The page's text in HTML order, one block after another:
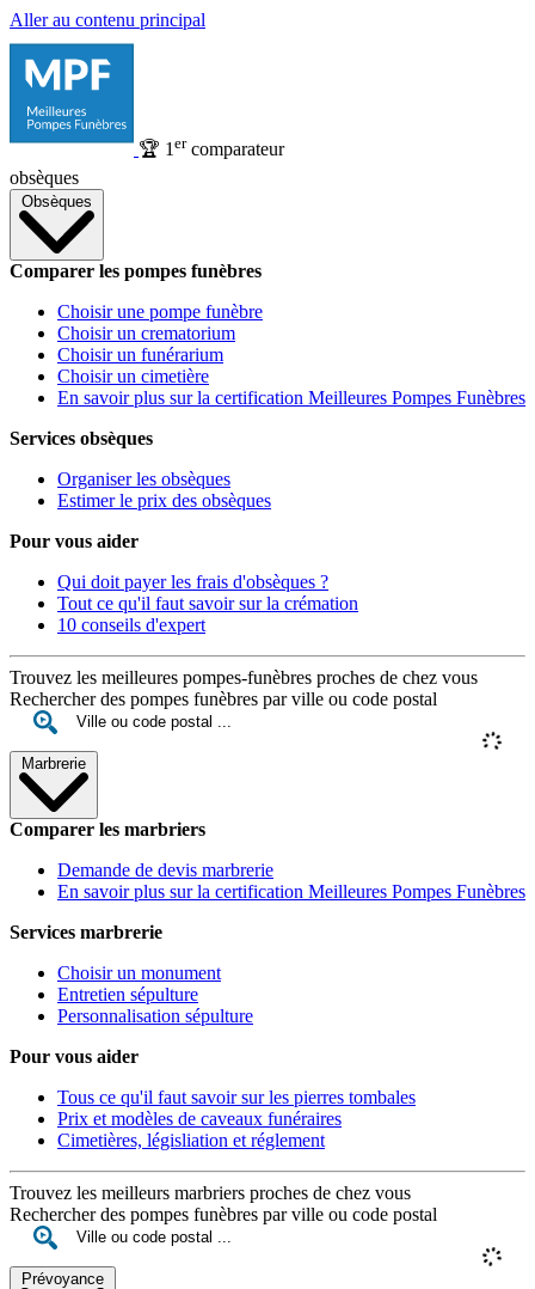
Aller au contenu principal
🏆 1 ercomparateur
obsèques
Obsèques
Comparer les pompes funèbres
Choisir une pompe funèbre
Choisir un crematorium
Choisir un funérarium
Choisir un cimetière
En savoir plus sur la certification Meilleures Pompes Funèbres
Services obsèques
Organiser les obsèques
Estimer le prix des obsèques
Pour vous aider
Qui doit payer les frais d'obsèques ?
Tout ce qu'il faut savoir sur la crémation
10 conseils d'expert
Trouvez les meilleures pompes-funèbres proches de chez vous
Rechercher des pompes funèbres par ville ou code postal
Marbrerie
Comparer les marbriers
Demande de devis marbrerie
En savoir plus sur la certification Meilleures Pompes Funèbres
Services marbrerie
Choisir un monument
Entretien sépulture
Personnalisation sépulture
Pour vous aider
Tous ce qu'il faut savoir sur les pierres tombales
Prix et modèles de caveaux funéraires
Cimetières, législiation et réglement
Trouvez les meilleurs marbriers proches de chez vous
Rechercher des pompes funèbres par ville ou code postal
Prévoyance